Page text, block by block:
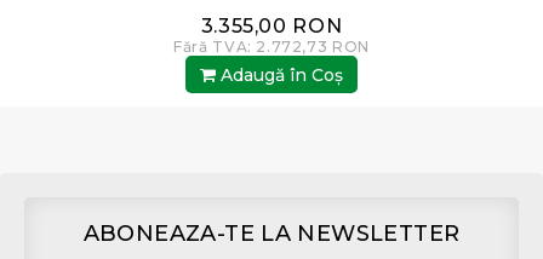
3.355,00 RON
Fără TVA: 2.772,73 RON
Adaugă în Coş
ABONEAZA-TE LA NEWSLETTER